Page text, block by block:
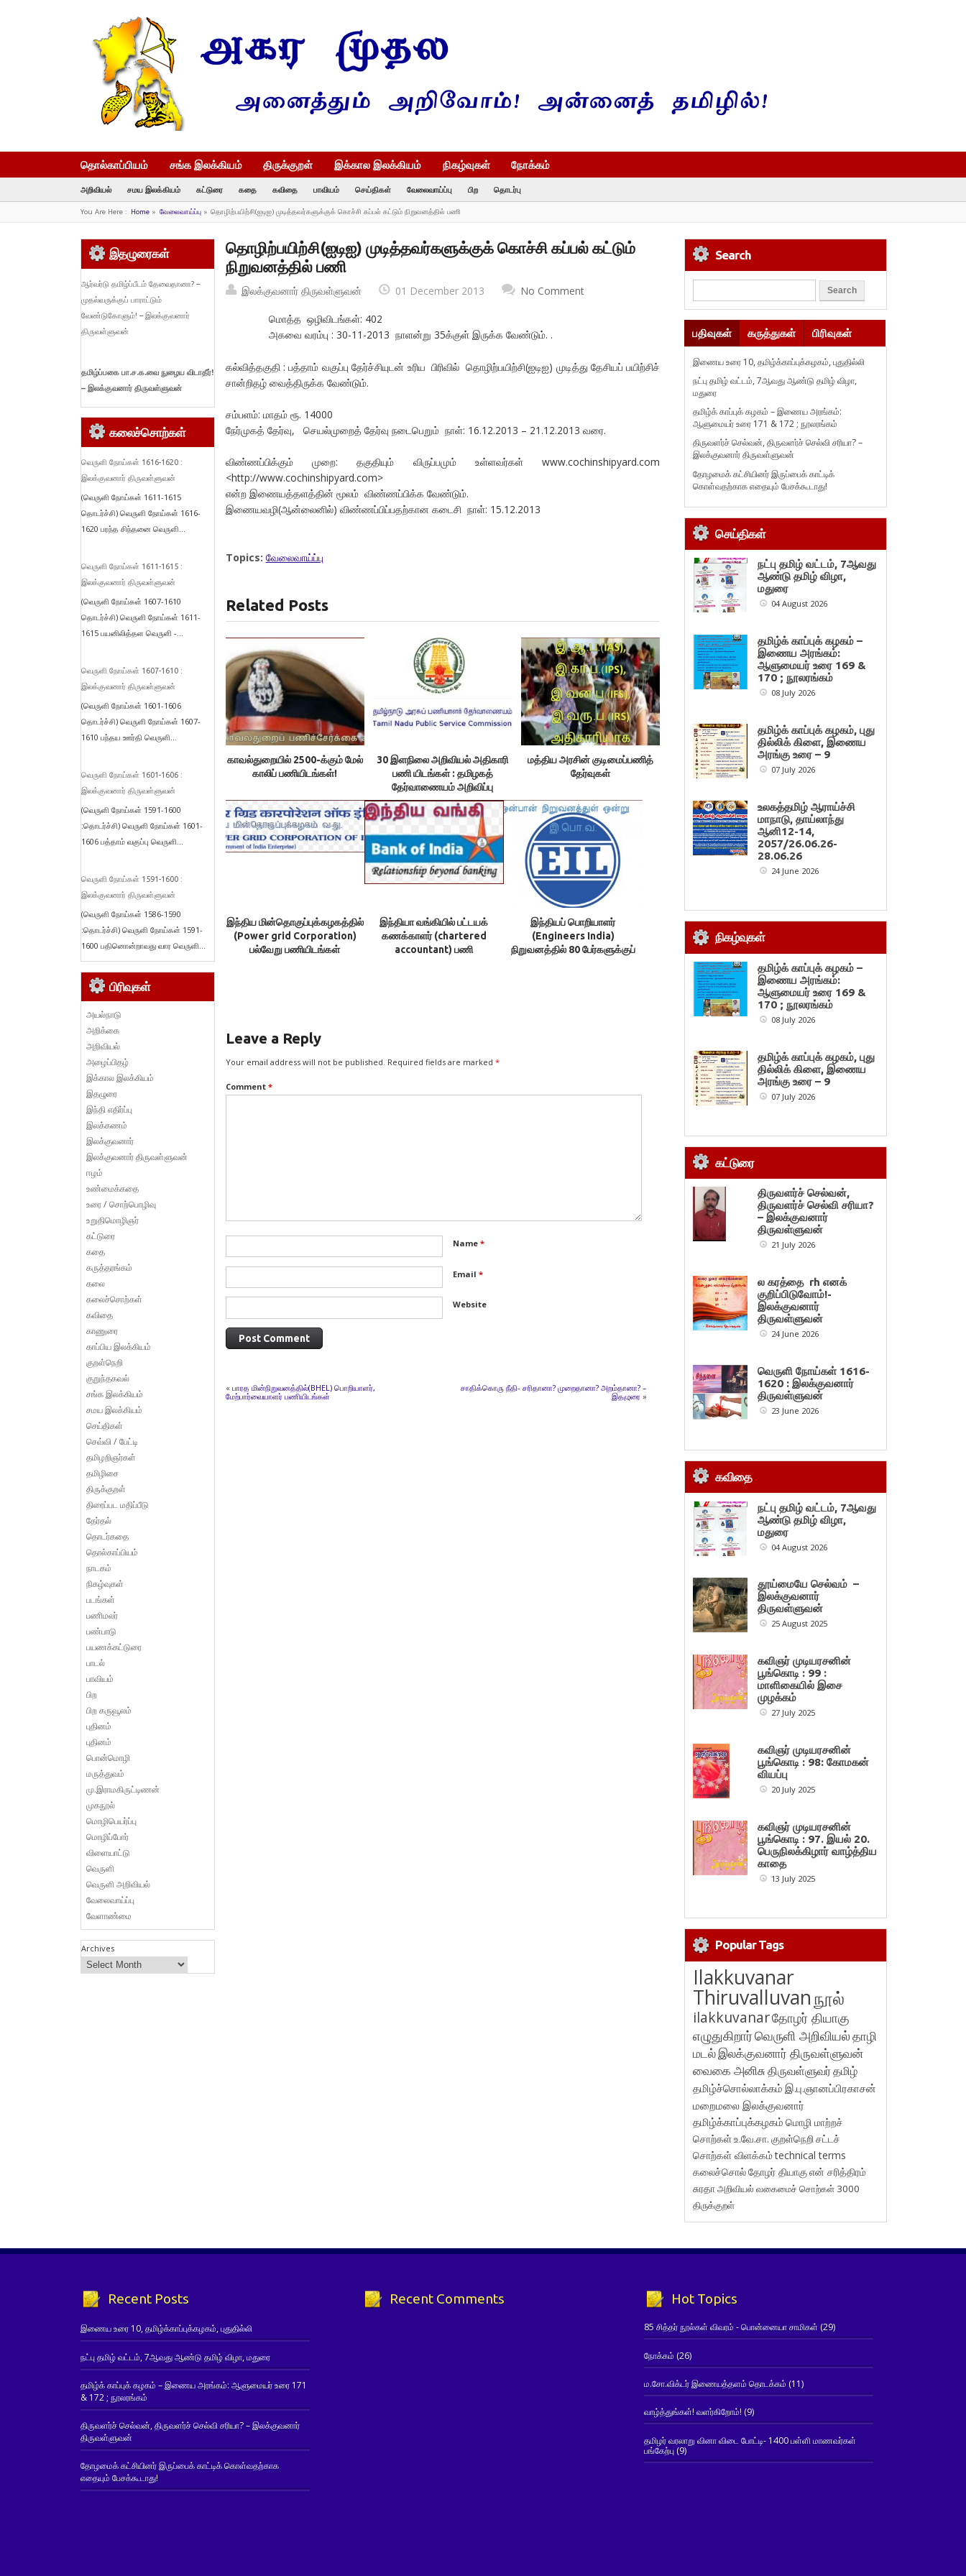
தொல்காப்பியம் சங்க இலக்கியம் திருக்குறள் இக்கால இலக்கியம் நிகழ்வுகள் நோக்கம்
அறிவியல் சமய இலக்கியம் கட்டுரை கதை கவிதை பாவியம் செய்திகள் வேலைவாய்ப்பு பிற தொடர்பு
You Are Here : Home» வேலைவாய்ப்பு» தொழிற்பயிற்சி(ஐடிஐ) முடித்தவர்களுக்குக் கொச்சி கப்பல் கட்டும் நிறுவனத்தில் பணி
தொழிற்பயிற்சி(ஐடிஐ) முடித்தவர்களுக்குக் கொச்சி கப்பல் கட்டும்
நிறுவனத்தில் பணி
இலக்குவனார் திருவள்ளுவன் 01 December 2013 No Comment
மொத்த ஒழிவிடங்கள்: 402
அகவை வரம்பு : 30-11-2013 நாளன்று 35க்குள் இருக்க வேண்டும். .
கல்வித்தகுதி : பத்தாம் வகுப்பு தேர்ச்சியுடன் உரிய பிரிவில் தொழிற்பயிற்சி(ஐடிஐ) முடித்து தேசியப் பயிற்சிச்
சான்றிதழ் வைத்திருக்க வேண்டும்.
சம்பளம்: மாதம் ரூ. 14000
நேர்முகத் தேர்வு, செயல்முறைத் தேர்வு நடைபெறும் நாள்: 16.12.2013 – 21.12.2013 வரை.
விண்ணப்பிக்கும் முறை: தகுதியும் விருப்பமும் உள்ளவர்கள் www.cochinshipyard.com
<http://www.cochinshipyard.com>
என்ற இணையத்தளத்தின் மூலம் விண்ணப்பிக்க வேண்டும்.
இணையவழி(ஆன்லைனில்) விண்ணப்பிப்பதற்கான கடைசி நாள்: 15.12.2013
Topics: வேலைவாய்ப்பு
Related Posts
காவல்துறையில் 2500-க்கும் மேல்
காலிப் பணியிடங்கள்!
30 இளநிலை அறிவியல் அதிகாரி
பணி யிடங்கள் : தமிழகத்
தேர்வாணையம் அறிவிப்பு
மத்திய அரசின் குடிமைப்பணித்
தேர்வுகள்
இந்திய மின்தொகுப்புக்கழகத்தில்
(Power grid Corporation)
பல்வேறு பணியிடங்கள்
இந்தியா வங்கியில் பட்டயக்
கணக்காளர் (chartered
accountant) பணி
இந்தியப் பொறியாளர்
(Engineers India)
நிறுவனத்தில் 80 பேர்களுக்குப்
Leave a Reply
Your email address will not be published. Required fields are marked *
Comment *
Name *
Email *
Website
« பாரத மின்நிறுவனத்தில்(BHEL) பொறியாளர்,
மேற்பார்வையாளர் பணியிடங்கள்
சாதிக்கொரு நீதி- சரிதானா? முறைதானா? அறம்தானா? –
இதழுரை »
இதழுரைகள்
ஆர்வர்டு தமிழ்ப்பீடம் தேவைதானா? –
முதல்வருக்குப் பாராட்டும்
வேண்டுகோளும்! – இலக்குவனார்
திருவள்ளுவன்
தமிழ்ப்பகை பா.ச.க.வை நுழைய விடாதீர்!
– இலக்குவனார் திருவள்ளுவன்
கலைச்சொற்கள்
வெருளி நோய்கள் 1616-1620 :
இலக்குவனார் திருவள்ளுவன்
(வெருளி நோய்கள் 1611-1615
தொடர்ச்சி) வெருளி நோய்கள் 1616-
1620 பரந்த சிந்தனை வெருளி...
வெருளி நோய்கள் 1611-1615 :
இலக்குவனார் திருவள்ளுவன்
(வெருளி நோய்கள் 1607-1610
தொடர்ச்சி) வெருளி நோய்கள் 1611-
1615 பயனிலித்தள வெருளி -...
வெருளி நோய்கள் 1607-1610 :
இலக்குவனார் திருவள்ளுவன்
(வெருளி நோய்கள் 1601-1606
தொடர்ச்சி) வெருளி நோய்கள் 1607-
1610 பந்தய ஊர்தி வெருளி...
வெருளி நோய்கள் 1601-1606 :
இலக்குவனார் திருவள்ளுவன்
(வெருளி நோய்கள் 1591-1600
:தொடர்ச்சி) வெருளி நோய்கள் 1601-
1606 பத்தாம் வகுப்பு வெருளி...
வெருளி நோய்கள் 1591-1600 :
இலக்குவனார் திருவள்ளுவன்
(வெருளி நோய்கள் 1586-1590
:தொடர்ச்சி) வெருளி நோய்கள் 1591-
1600 பதினொன்றாவது வார வெருளி...
பிரிவுகள்
அயல்நாடு
அறிக்கை
அறிவியல்
அழைப்பிதழ்
இக்கால இலக்கியம்
இதழுரை
இந்தி எதிர்ப்பு
இலக்கணம்
இலக்குவனார்
இலக்குவனார் திருவள்ளுவன்
ஈழம்
உண்மைக்கதை
உரை / சொற்பொழிவு
உறுதிமொழிஞர்
கட்டுரை
கதை
கருத்தரங்கம்
கலை
கலைச்சொற்கள்
கவிதை
காணுரை
காப்பிய இலக்கியம்
குறள்நெறி
குறுந்தகவல்
சங்க இலக்கியம்
சமய இலக்கியம்
செய்திகள்
செவ்வி / பேட்டி
தமிழறிஞர்கள்
தமிழிசை
திருக்குறள்
திரைப்பட மதிப்பீடு
தேர்தல்
தொடர்கதை
தொல்காப்பியம்
நாடகம்
நிகழ்வுகள்
படங்கள்
பணிமலர்
பண்பாடு
பயணக்கட்டுரை
பாடல்
பாவியம்
பிற
பிற கருவூலம்
புதினம்
புதினம்
பொன்மொழி
மருத்துவம்
மு.இராமகிருட்டிணன்
முகநூல்
மொழிபெயர்ப்பு
மொழிப்போர்
விளையாட்டு
வெருளி
வெருளி அறிவியல்
வேலைவாய்ப்பு
வேளாண்மை
Archives
Search
பதிவுகள் கருத்துகள் பிரிவுகள்
இணைய உரை 10, தமிழ்க்காப்புக்கழகம், புதுதில்லி
நட்பு தமிழ் வட்டம், 7ஆவது ஆண்டு தமிழ் விழா,
மதுரை
தமிழ்க் காப்புக் கழகம் – இணைய அரங்கம்:
ஆளுமையர் உரை 171 & 172 ; நூலரங்கம்
திருவளர்ச் செல்வன், திருவளர்ச் செல்வி சரியா? –
இலக்குவனார் திருவள்ளுவன்
தோழமைக் கட்சியினர் இருப்பைக் காட்டிக்
கொள்வதற்காக எதையும் பேசக்கூடாது!
செய்திகள்
நட்பு தமிழ் வட்டம், 7ஆவது
ஆண்டு தமிழ் விழா,
மதுரை
04 August 2026
தமிழ்க் காப்புக் கழகம் –
இணைய அரங்கம்:
ஆளுமையர் உரை 169 &
170 ; நூலரங்கம்
08 July 2026
தமிழ்க் காப்புக் கழகம், புது
தில்லிக் கிளை, இணைய
அரங்கு உரை – 9
07 July 2026
உலகத்தமிழ் ஆராய்ச்சி
மாநாடு, தாய்லாந்து
ஆனி12-14,
2057/26.06.26-
28.06.26
24 June 2026
நிகழ்வுகள்
தமிழ்க் காப்புக் கழகம் –
இணைய அரங்கம்:
ஆளுமையர் உரை 169 &
170 ; நூலரங்கம்
08 July 2026
தமிழ்க் காப்புக் கழகம், புது
தில்லிக் கிளை, இணைய
அரங்கு உரை – 9
07 July 2026
கட்டுரை
திருவளர்ச் செல்வன்,
திருவளர்ச் செல்வி சரியா?
– இலக்குவனார்
திருவள்ளுவன்
21 July 2026
ல கரத்தை rh எனக்
குறிப்பிடுவோம்!-
இலக்குவனார்
திருவள்ளுவன்
24 June 2026
வெருளி நோய்கள் 1616-
1620 : இலக்குவனார்
திருவள்ளுவன்
23 June 2026
கவிதை
நட்பு தமிழ் வட்டம், 7ஆவது
ஆண்டு தமிழ் விழா,
மதுரை
04 August 2026
தூய்மையே செல்வம் –
இலக்குவனார்
திருவள்ளுவன்
25 August 2025
கவிஞர் முடியரசனின்
பூங்கொடி : 99 :
மாளிகையில் இசை
முழக்கம்
27 July 2025
கவிஞர் முடியரசனின்
பூங்கொடி : 98: கோமகன்
வியப்பு
20 July 2025
கவிஞர் முடியரசனின்
பூங்கொடி : 97. இயல் 20.
பெருநிலக்கிழார் வாழ்த்திய
காதை
13 July 2025
Popular Tags
Ilakkuvanar
Thiruvalluvanநூல்
ilakkuvanarதோழர் தியாகு
எழுதுகிறார்வெருளி அறிவியல்தாழி
மடல்இலக்குவனார் திருவள்ளுவன்
வைகை அனிசுதிருவள்ளுவர்தமிழ்
தமிழ்ச்சொல்லாக்கம் இ.பு.ஞானப்பிரகாசன்
மறைமலை இலக்குவனார்
தமிழ்க்காப்புக்கழகம் மொழி மாற்றச்
சொற்கள்உ.வே.சா. குறள்நெறி சட்டச்
சொற்கள் விளக்கம்technical terms
கலைச்சொல்தோழர் தியாகுஎன் சரித்திரம்
சுரதாஅறிவியல் வகைமைச் சொற்கள் 3000
திருக்குறள்
Recent Posts
இணைய உரை 10, தமிழ்க்காப்புக்கழகம், புதுதில்லி
நட்பு தமிழ் வட்டம், 7ஆவது ஆண்டு தமிழ் விழா, மதுரை
தமிழ்க் காப்புக் கழகம் – இணைய அரங்கம்: ஆளுமையர் உரை 171
& 172 ; நூலரங்கம்
திருவளர்ச் செல்வன், திருவளர்ச் செல்வி சரியா? – இலக்குவனார்
திருவள்ளுவன்
தோழமைக் கட்சியினர் இருப்பைக் காட்டிக் கொள்வதற்காக
எதையும் பேசக்கூடாது!
Recent Comments Hot Topics
85 சித்தர் நூல்கள் விவரம் - பொன்னையா சாமிகள் (29)
நோக்கம் (26)
ம.சோ.விக்டர் இணையத்தளம் தொடக்கம் (11)
வாழ்த்துங்கள்! வளர்கிறோம்! (9)
தமிழர் வரலாறு வினா விடை போட்டி- 1400 பள்ளி மாணவர்கள்
பங்கேற்பு(9)